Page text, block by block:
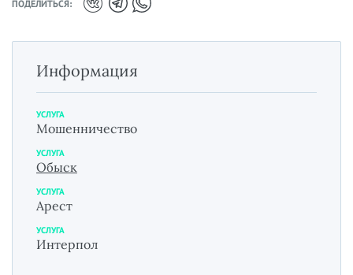
ПОДЕЛИТЬСЯ:
Информация
УСЛУГА
Мошенничество
УСЛУГА
Обыск
УСЛУГА
Арест
УСЛУГА
Интерпол